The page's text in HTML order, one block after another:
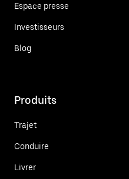
Espace presse
Investisseurs
Blog
Produits
Trajet
Conduire
Livrer